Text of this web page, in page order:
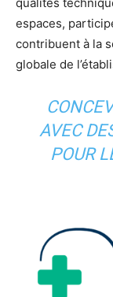
espaces,
contribuent à la
globale de
AVEC
POUR